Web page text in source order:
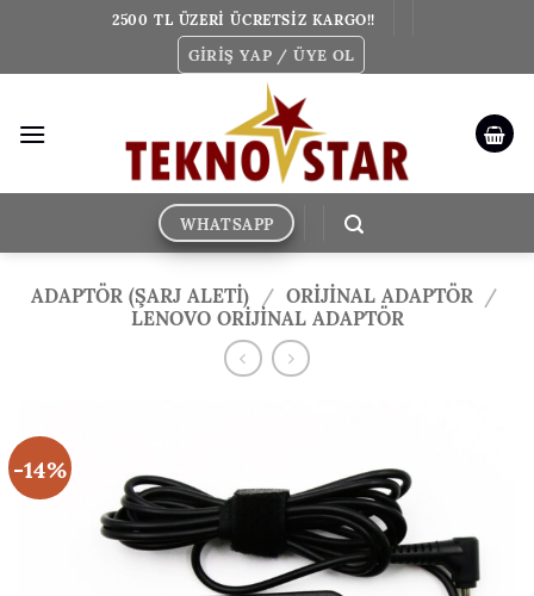
2500 TL ÜZERİ ÜCRETSİZ KARGO!!
GIRIŞ YAP / ÜYE OL
WHATSAPP
ADAPTÖR (ŞARJ ALETİ) / ORIJINAL ADAPTÖR /
LENOVO ORIJINAL ADAPTÖR
-14%